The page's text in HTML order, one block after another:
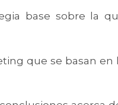
base sobre la
que se basan en